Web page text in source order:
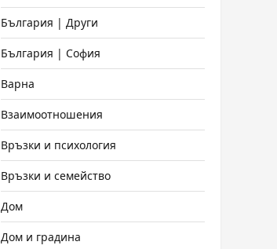
България | Други
България | София
Варна
Взаимоотношения
Връзки и психология
Връзки и семейство
Дом
Дом и градина